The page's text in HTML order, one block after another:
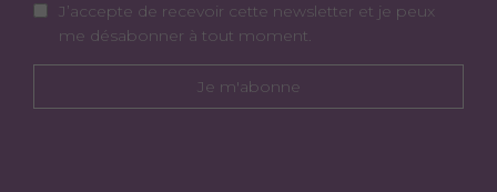
J’accepte de recevoir cette newsletter et je peux
me désabonner à tout moment.
Je m'abonne